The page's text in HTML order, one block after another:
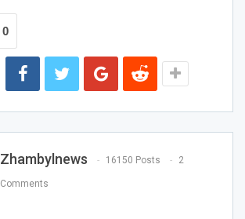
0
Zhambylnews 16150 Posts 2
Comments